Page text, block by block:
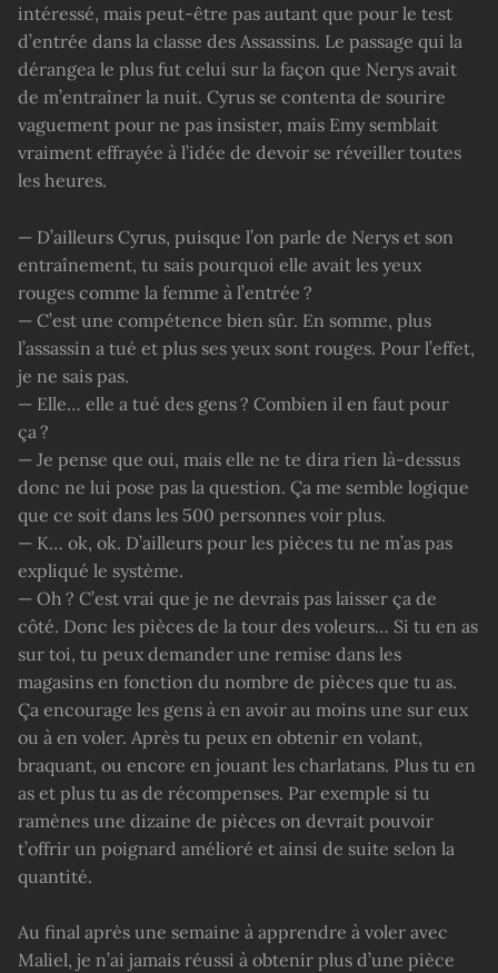
intéressé, mais peut-être pas autant que pour le test
d’entrée dans la classe des Assassins. Le passage qui la
dérangea le plus fut celui sur la façon que Nerys avait
de m’entraîner la nuit. Cyrus se contenta de sourire
vaguement pour ne pas insister, mais Emy semblait
vraiment effrayée à l’idée de devoir se réveiller toutes
les heures.
— D’ailleurs Cyrus, puisque l’on parle de Nerys et son
entraînement, tu sais pourquoi elle avait les yeux
rouges comme la femme à l’entrée ?
— C’est une compétence bien sûr. En somme, plus
l’assassin a tué et plus ses yeux sont rouges. Pour l’effet,
je ne sais pas.
— Elle… elle a tué des gens ? Combien il en faut pour
ça ?
— Je pense que oui, mais elle ne te dira rien là-dessus
donc ne lui pose pas la question. Ça me semble logique
que ce soit dans les 500 personnes voir plus.
— K… ok, ok. D’ailleurs pour les pièces tu ne m’as pas
expliqué le système.
— Oh ? C’est vrai que je ne devrais pas laisser ça de
côté. Donc les pièces de la tour des voleurs… Si tu en as
sur toi, tu peux demander une remise dans les
magasins en fonction du nombre de pièces que tu as.
Ça encourage les gens à en avoir au moins une sur eux
ou à en voler. Après tu peux en obtenir en volant,
braquant, ou encore en jouant les charlatans. Plus tu en
as et plus tu as de récompenses. Par exemple si tu
ramènes une dizaine de pièces on devrait pouvoir
t’offrir un poignard amélioré et ainsi de suite selon la
quantité.
Au final après une semaine à apprendre à voler avec
Maliel, je n’ai jamais réussi à obtenir plus d’une pièce